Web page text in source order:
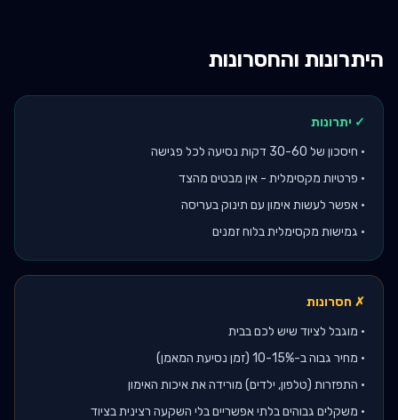
היתרונות והחסרונות
✓ יתרונות
• חיסכון של 30-60 דקות נסיעה לכל פגישה
• פרטיות מקסימלית - אין מבטים מהצד
• אפשר לעשות אימון עם תינוק בעריסה
• גמישות מקסימלית בלוח זמנים
✗ חסרונות
• מוגבל לציוד שיש לכם בבית
• מחיר גבוה ב-10-15% (זמן נסיעת המאמן)
• התפזרות (טלפון, ילדים) מורידה את איכות האימון
• משקלים גבוהים בלתי אפשריים בלי השקעה רצינית בציוד